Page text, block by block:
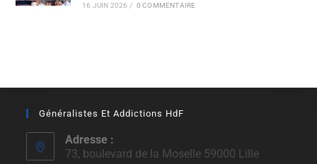
16 JUIN 2026 / 0 COMMENTAIRE
Généralistes Et Addictions HdF
Adresse :
73, boulevard de la Moselle 59000 Lille